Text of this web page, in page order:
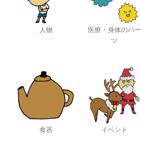
人物
医療・身体のパー
ツ
食器 イベント